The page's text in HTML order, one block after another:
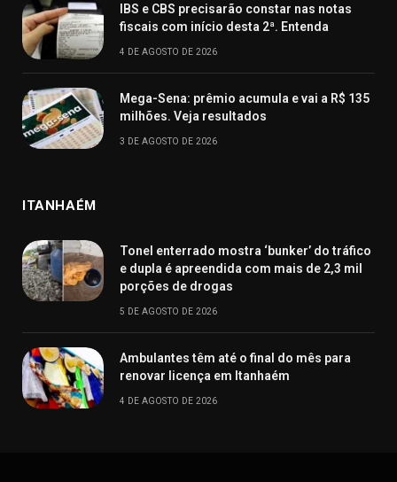
IBS e CBS precisarão constar nas notas
fiscais com início desta 2ª. Entenda
4 DE AGOSTO DE 2026
Mega-Sena: prêmio acumula e vai a R$ 135
milhões. Veja resultados
3 DE AGOSTO DE 2026
ITANHAÉM
Tonel enterrado mostra ‘bunker’ do tráfico
e dupla é apreendida com mais de 2,3 mil
porções de drogas
5 DE AGOSTO DE 2026
Ambulantes têm até o final do mês para
renovar licença em Itanhaém
4 DE AGOSTO DE 2026